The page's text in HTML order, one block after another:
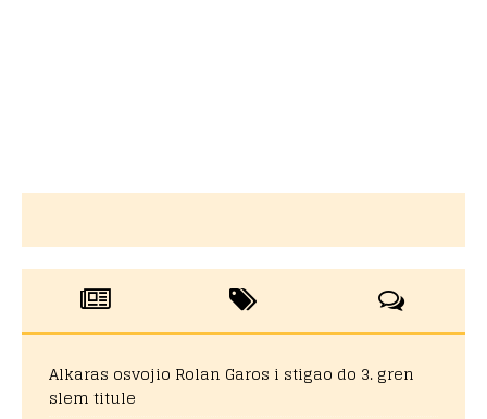
Alkaras osvojio Rolan Garos i stigao do 3. gren
slem titule